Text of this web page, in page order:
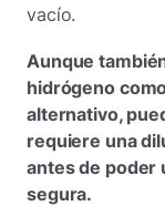
vacío.
Aunque
hidrógeno
alternativo,
requiere una
antes de poder
segura.